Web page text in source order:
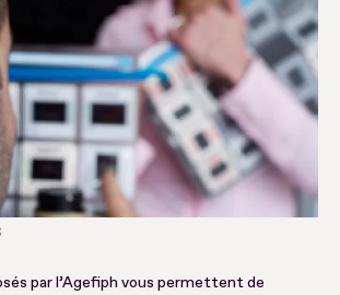
par l’Agefiph vous permettent de